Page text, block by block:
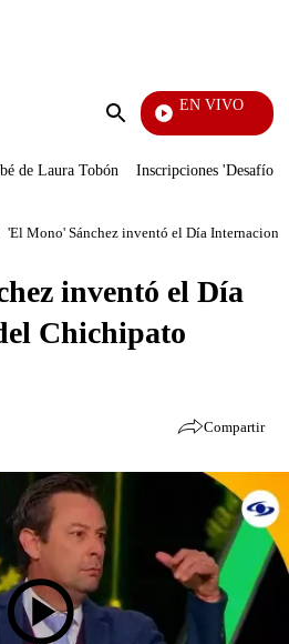
Enviar
EN VIVO
Entre Ojos
de Laura Tobón Inscripciones 'Desafío'
'El Mono' Sánchez inventó el Día
inventó el Día
Chichipato
Compartir